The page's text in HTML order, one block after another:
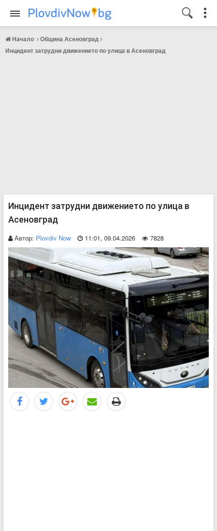
Начало
Община Асеновград
Инцидент затрудни движението по улица в Асеновград
Инцидент затрудни движението по улица в
Асеновград
Автор: Plovdiv Now 11:01, 09.04.2026 7828